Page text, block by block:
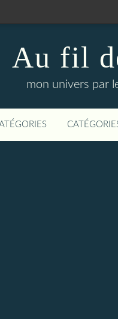
Au fil
mon univers par